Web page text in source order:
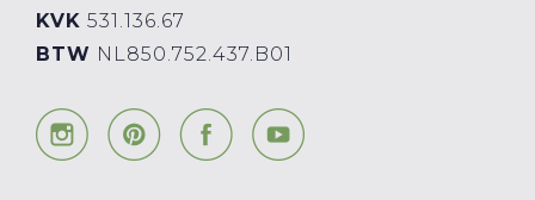
KVK 531.136.67
BTW NL850.752.437.B01